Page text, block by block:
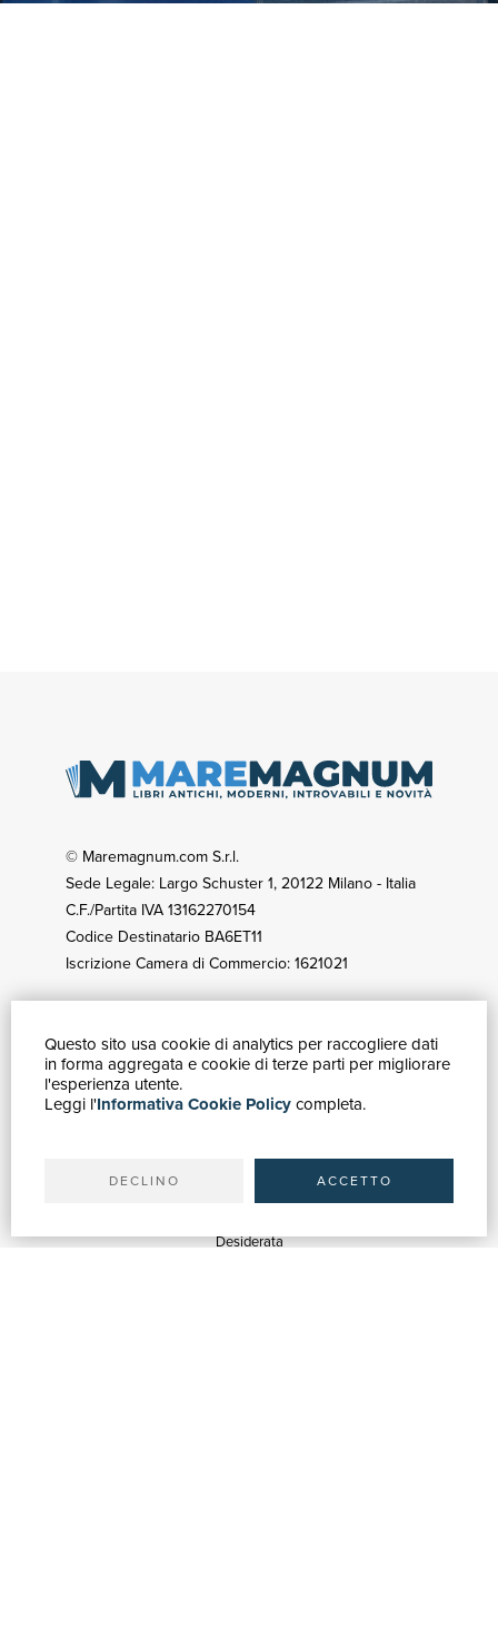
Questo sito usa cookie di analytics per raccogliere dati
in forma aggregata e cookie di terze parti per migliorare
l'esperienza utente.
Leggi l'Informativa Cookie Policycompleta.
DECLINO ACCETTO
© Maremagnum.com S.r.l.
Sede Legale: Largo Schuster 1, 20122 Milano - Italia
C.F./Partita IVA 13162270154
Codice Destinatario BA6ET11
Iscrizione Camera di Commercio: 1621021
GUIDA ACQUISTI
Catalogo
Ricerca avanzata
Spedizioni
Desiderata